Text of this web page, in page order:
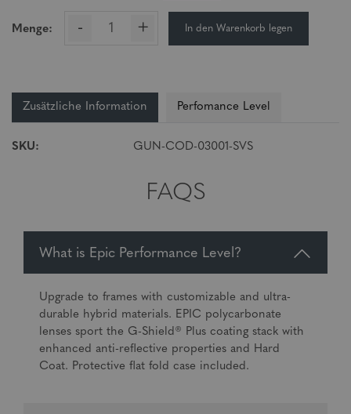
Menge: - + In den Warenkorb legen
Zusätzliche Information Perfomance Level
SKU: GUN-COD-03001-SVS
FAQS
What is Epic Performance Level?
Upgrade to frames with customizable and ultra-
durable hybrid materials. EPIC polycarbonate
lenses sport the G-Shield® Plus coating stack with
enhanced anti-reflective properties and Hard
Coat. Protective flat fold case included.